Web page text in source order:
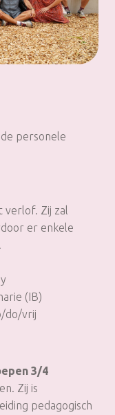
personele
verlof. Zij zal
er enkele
(IB)
do/vrij
3/4
Zij is
pedagogisch